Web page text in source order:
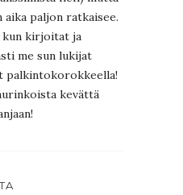
aika paljon ratkaisee.
kirjoitat ja
me sun lukijat
palkintokorokkeella!
kevättä